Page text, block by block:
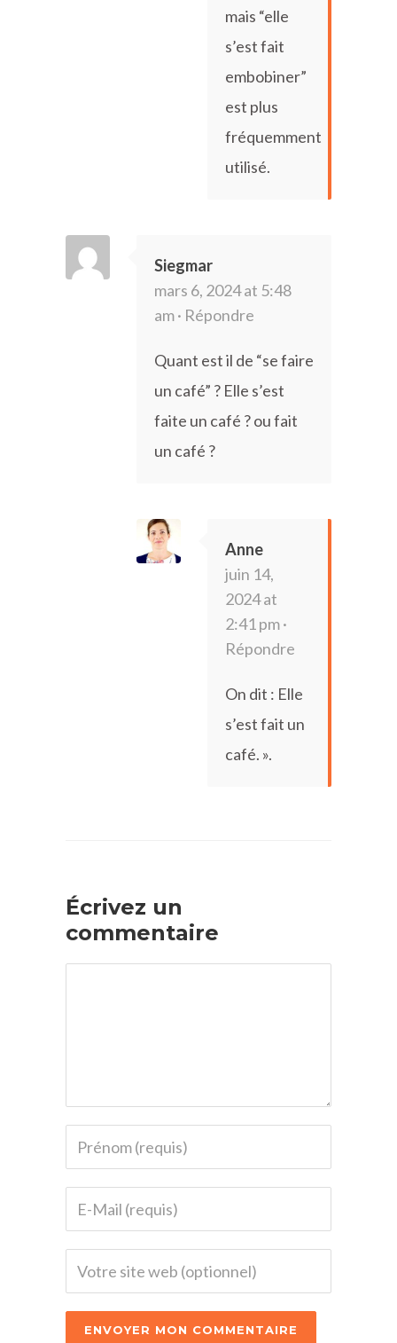
mais “elle
s’est fait
embobiner”
est plus
fréquemment
utilisé.
Siegmar
mars 6, 2024 at 5:48
am · Répondre
Quant est il de “se faire
un café” ? Elle s’est
faite un café ? ou fait
un café ?
Anne
juin 14,
2024 at
2:41 pm ·
Répondre
On dit : Elle
s’est fait un
café. ».
Écrivez un
commentaire